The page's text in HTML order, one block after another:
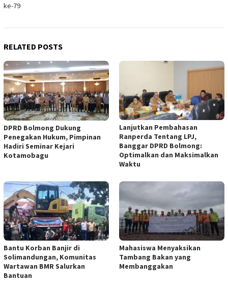
ke-79
RELATED POSTS
DPRD Bolmong Dukung
Penegakan Hukum, Pimpinan
Hadiri Seminar Kejari
Kotamobagu
Lanjutkan Pembahasan
Ranperda Tentang LPJ,
Banggar DPRD Bolmong:
Optimalkan dan Maksimalkan
Waktu
Bantu Korban Banjir di
Solimandungan, Komunitas
Wartawan BMR Salurkan
Bantuan
Mahasiswa Menyaksikan
Tambang Bakan yang
Membanggakan